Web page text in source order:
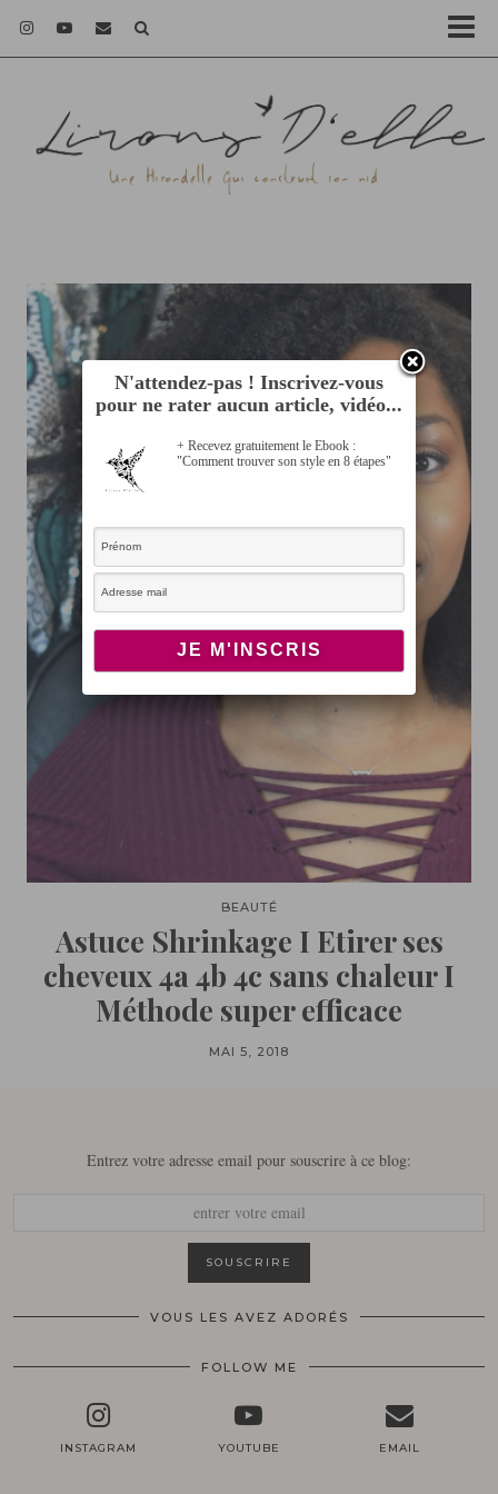
BEAUTÉ
Astuce Shrinkage I Etirer ses
cheveux 4a 4b 4c sans chaleur I
Méthode super efficace
MAI 5, 2018
Entrez votre adresse email pour souscrire à ce blog:
VOUS LES AVEZ ADORÉS
FOLLOW ME
INSTAGRAM YOUTUBE EMAIL
N'attendez-pas ! Inscrivez-vous
pour ne rater aucun article, vidéo...
+ Recevez gratuitement le Ebook :
"Comment trouver son style en 8 étapes"